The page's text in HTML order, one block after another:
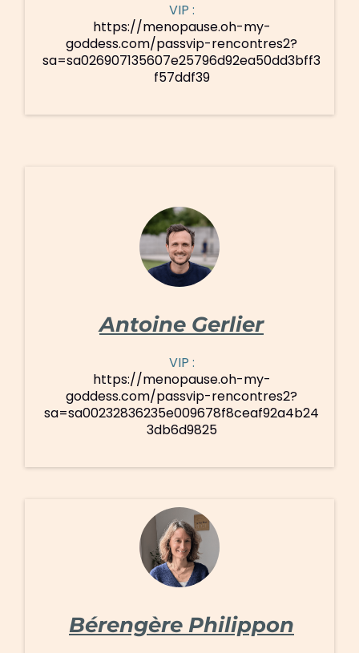
VIP :
https://menopause.oh-my-
goddess.com/passvip-rencontres2?
sa=sa026907135607e25796d92ea50dd3bff3
f57ddf39
Antoine Gerlier
VIP :
https://menopause.oh-my-
goddess.com/passvip-rencontres2?
sa=sa00232836235e009678f8ceaf92a4b24
3db6d9825
Bérengère Philippon